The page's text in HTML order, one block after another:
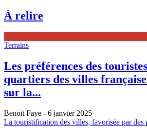
À relire
Terrains
Les préférences des
quartiers des villes
sur la...
Benoit Faye - 6 janvier 2025
La touristification des villes, favorisée par des